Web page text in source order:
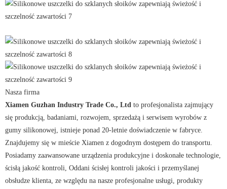
Nasza firma
Xiamen Guzhan Industry Trade Co., Ltd to profesjonalista zajmujący
się produkcją, badaniami, rozwojem, sprzedażą i serwisem wyrobów z
gumy silikonowej, istnieje ponad 20-letnie doświadczenie w fabryce.
Znajdujemy się w mieście Xiamen z dogodnym dostępem do transportu.
Posiadamy zaawansowane urządzenia produkcyjne i doskonałe technologie,
ścisłą jakość kontroli, Oddani ścisłej kontroli jakości i przemyślanej
obsłudze klienta, ze względu na nasze profesjonalne usługi, produkty